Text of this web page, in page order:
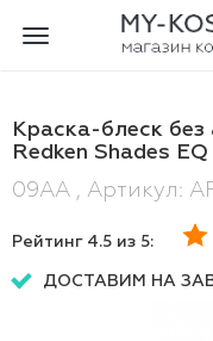
Toggle
Краска-блеск
Redken Shades
09AA , Артикул:
Рейтинг 4.5 из 5:
ДОСТАВИМ НА